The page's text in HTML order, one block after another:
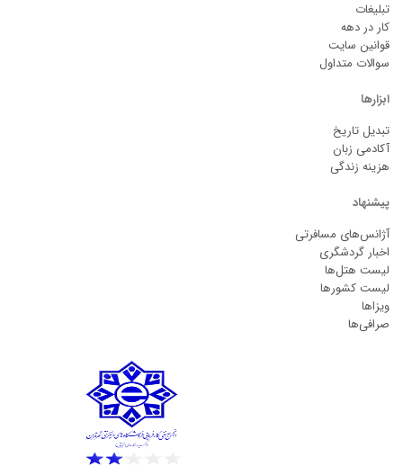
تبلیغات
کار در دهه
قوانین سایت
سوالات متداول
ابزارها
تبدیل تاریخ
آکادمی زبان
هزینه زندگی
پیشنهاد
آژانس‌های مسافرتی
اخبار گردشگری
لیست هتل‌ها
لیست کشورها
ویزاها
صرافی‌ها